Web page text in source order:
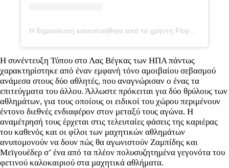
Η συνέντευξη Τύπου στο Λας Βέγκας των ΗΠΑ πάντως
χαρακτηρίστηκε από έναν εμφανή τόνο αμοιβαίου σεβασμού
ανάμεσα στους δύο αθλητές, που αναγνώρισαν ο ένας τα
επιτεύγματα του άλλου. Άλλωστε πρόκειται για δύο θρύλους των
αθλημάτων, για τους οποίους οι ειδικοί του χώρου περιμένουν
έντονο διεθνές ενδιαφέρον στον μεταξύ τους αγώνα. Η
αναμέτρησή τους έρχεται στις τελευταίες φάσεις της καριέρας
του καθενός και οι φίλοι των μαχητικών αθλημάτων
ανυπομονούν να δουν πώς θα αγωνιστούν Ζαμπίδης και
Μεϊγουέδερ σ’ ένα από τα πλέον πολυσυζητημένα γεγονότα του
φετινού καλοκαιριού στα μαχητικά αθλήματα.